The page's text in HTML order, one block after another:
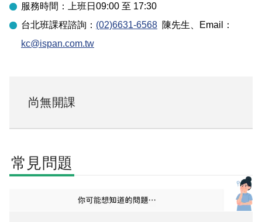
服務時間：上班日09:00 至 17:30
台北班課程諮詢： (02)6631-6568 陳先生 、Email：
kc@ispan.com.tw
尚無開課
常見問題